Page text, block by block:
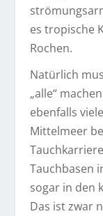
es tropische
Rochen.
Natürlich
„alle“
ebenfalls
Mittelmeer
Tauchbasen
sogar in den
Das ist zwar